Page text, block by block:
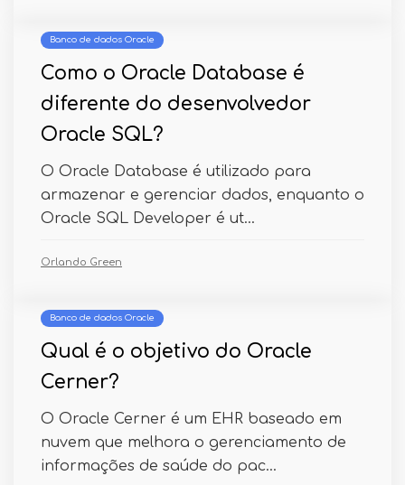
Banco de dados Oracle
Como o Oracle Database é
diferente do desenvolvedor
Oracle SQL?
O Oracle Database é utilizado para
armazenar e gerenciar dados, enquanto o
Oracle SQL Developer é ut...
Orlando Green
Banco de dados Oracle
Qual é o objetivo do Oracle
Cerner?
O Oracle Cerner é um EHR baseado em
nuvem que melhora o gerenciamento de
informações de saúde do pac...